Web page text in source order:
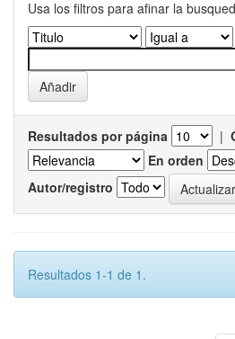
Usa los filtros para afinar la
Resultados por página |
En orden
Autor/registro
Resultados 1-1 de 1.